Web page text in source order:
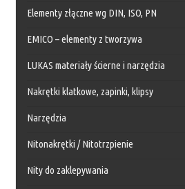
Elementy złączne wg DIN, ISO, PN
EMICO – elementy z tworzywa
LUKAS materiały ścierne i narzędzia
Nakrętki klatkowe, zapinki, klipsy
Narzędzia
Nitonakrętki / Nitotrzpienie
Nity do zaklepywania